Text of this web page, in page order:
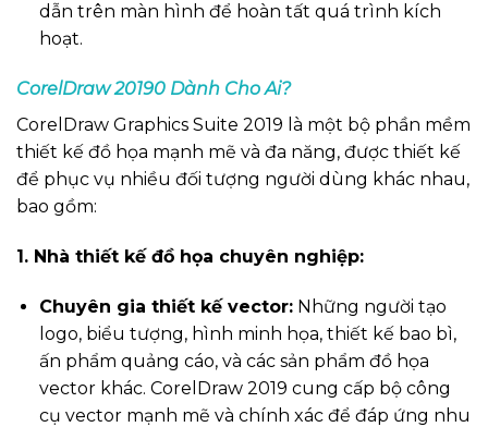
dẫn trên màn hình để hoàn tất quá trình kích
hoạt.
CorelDraw 20190 Dành Cho Ai?
CorelDraw Graphics Suite 2019 là một bộ phần mềm
thiết kế đồ họa mạnh mẽ và đa năng, được thiết kế
để phục vụ nhiều đối tượng người dùng khác nhau,
bao gồm:
1. Nhà thiết kế đồ họa chuyên nghiệp:
Chuyên gia thiết kế vector:Những người tạo
logo, biểu tượng, hình minh họa, thiết kế bao bì,
ấn phẩm quảng cáo, và các sản phẩm đồ họa
vector khác. CorelDraw 2019 cung cấp bộ công
cụ vector mạnh mẽ và chính xác để đáp ứng nhu